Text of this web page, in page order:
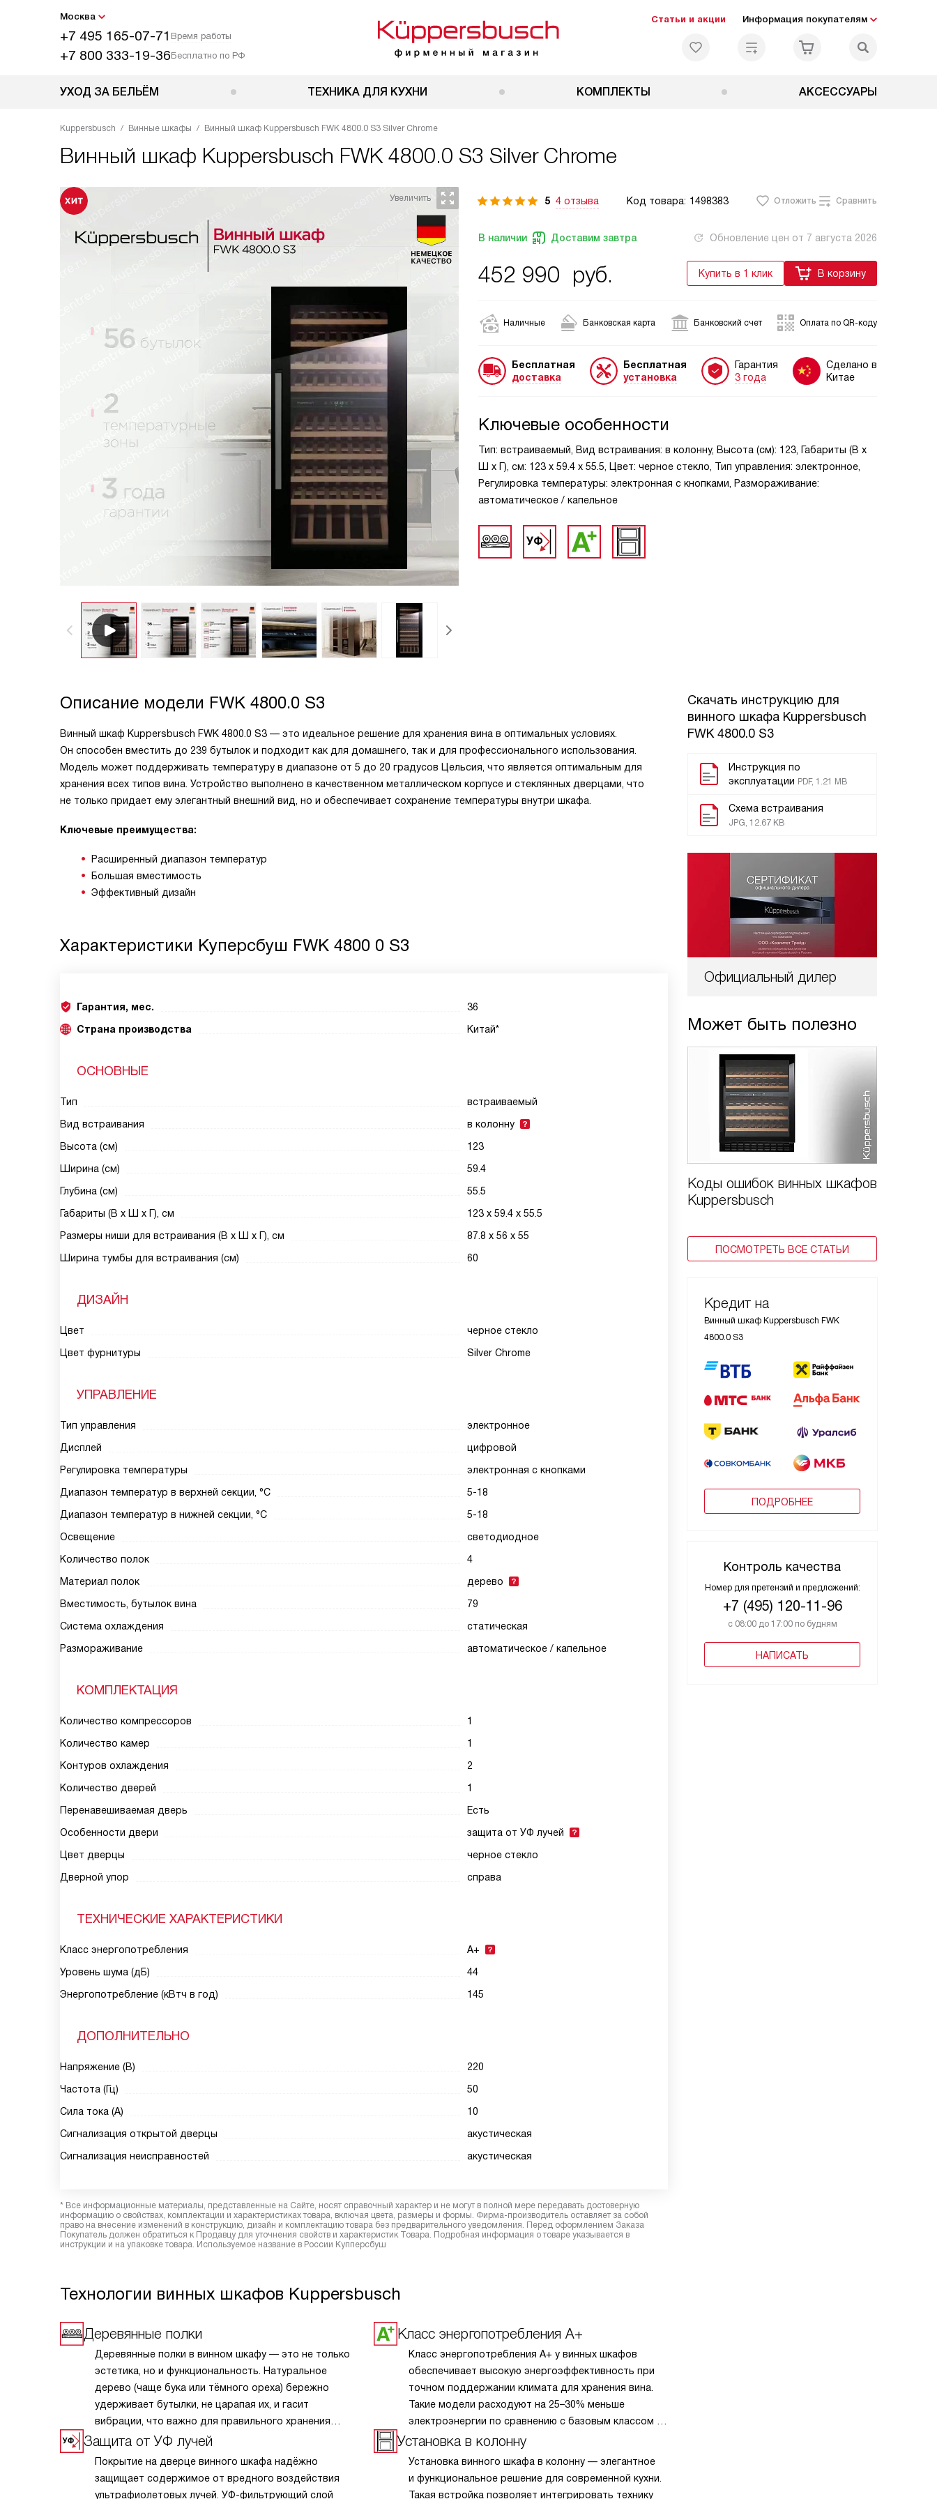
Москва
+7 495 165-07-71 Время работы
+7 800 333-19-36Бесплатно по РФ
Статьи и акции Информация покупателям
УХОД ЗА БЕЛЬЁМ ТЕХНИКА ДЛЯ КУХНИ КОМПЛЕКТЫ АКСЕССУАРЫ
Kuppersbusch Винные шкафы Винный шкаф Kuppersbusch FWK 4800.0 S3 Silver Chrome
Винный шкаф Kuppersbusch FWK 4800.0 S3 Silver Chrome
5 4 отзыва Код товара: 1498383 Отложить Сравнить
В наличии Доставим завтра Обновление цен от 7 августа 2026
452 990 руб. Купить в 1 клик В корзину
Наличные Банковская карта Банковский счет Оплата по QR-коду
Бесплатная
доставка
Бесплатная
установка
Гарантия
3 года
Сделано в
Китае
Ключевые особенности
Тип: встраиваемый, Вид встраивания: в колонну, Высота (см): 123, Габариты (В х
Ш х Г), см: 123 х 59.4 х 55.5, Цвет: черное стекло, Тип управления: электронное,
Регулировка температуры: электронная с кнопками, Размораживание:
автоматическое / капельное
Скачать инструкцию для
винного шкафа Kuppersbusch
FWK 4800.0 S3
Инструкция по
эксплуатации PDF, 1.21 MB
Схема встраивания
JPG, 12.67 KB
Официальный дилер
Может быть полезно
Коды ошибок винных шкафов
Kuppersbusch
ПОСМОТРЕТЬ ВСЕ СТАТЬИ
Кредит на
Винный шкаф Kuppersbusch FWK
4800.0 S3
ПОДРОБНЕЕ
Контроль качества
Номер для претензий и предложений:
+7 (495) 120-11-96
с 08:00 до 17:00 по будням
НАПИСАТЬ
Описание модели FWK 4800.0 S3
Винный шкаф Kuppersbusch FWK 4800.0 S3 — это идеальное решение для хранения вина в оптимальных условиях.
Он способен вместить до 239 бутылок и подходит как для домашнего, так и для профессионального использования.
Модель может поддерживать температуру в диапазоне от 5 до 20 градусов Цельсия, что является оптимальным для
хранения всех типов вина. Устройство выполнено в качественном металлическом корпусе и стеклянных дверцами, что
не только придает ему элегантный внешний вид, но и обеспечивает сохранение температуры внутри шкафа.
Ключевые преимущества:
Расширенный диапазон температур
Большая вместимость
Эффективный дизайн
Характеристики Куперсбуш FWK 4800 0 S3
Гарантия, мес.
36
Страна производства
Китай*
ОСНОВНЫЕ
Тип
встраиваемый
Вид встраивания
в колонну
Высота (см)
123
Ширина (см)
59.4
Глубина (см)
55.5
Габариты (В х Ш х Г), см
123 х 59.4 х 55.5
Размеры ниши для встраивания (В х Ш х Г), см
87.8 х 56 х 55
Ширина тумбы для встраивания (см)
60
ДИЗАЙН
Цвет
черное стекло
Цвет фурнитуры
Silver Chrome
УПРАВЛЕНИЕ
Тип управления
электронное
Дисплей
цифровой
Регулировка температуры
электронная с кнопками
Диапазон температур в верхней секции, °C
5-18
Диапазон температур в нижней секции, °C
5-18
Освещение
светодиодное
Количество полок
4
Материал полок
дерево
Вместимость, бутылок вина
79
Система охлаждения
статическая
Размораживание
автоматическое / капельное
КОМПЛЕКТАЦИЯ
Количество компрессоров
1
Количество камер
1
Контуров охлаждения
2
Количество дверей
1
Перенавешиваемая дверь
Есть
Особенности двери
защита от УФ лучей
Цвет дверцы
черное стекло
Дверной упор
справа
ТЕХНИЧЕСКИЕ ХАРАКТЕРИСТИКИ
Класс энергопотребления
A+
Уровень шума (дБ)
44
Энергопотребление (кВтч в год)
145
ДОПОЛНИТЕЛЬНО
Напряжение (В)
220
Частота (Гц)
50
Сила тока (А)
10
Сигнализация открытой дверцы
акустическая
Сигнализация неисправностей
акустическая
* Все информационные материалы, представленные на Сайте, носят справочный характер и не могут в полной мере передавать достоверную
информацию о свойствах, комплектации и характеристиках товара, включая цвета, размеры и формы. Фирма-производитель оставляет за собой
право на внесение изменений в конструкцию, дизайн и комплектацию товара без предварительного уведомления. Перед оформлением Заказа
Покупатель должен обратиться к Продавцу для уточнения свойств и характеристик Товара. Подробная информация о товаре указывается в
инструкции и на упаковке товара. Используемое название в России Купперсбуш
Технологии винных шкафов Kuppersbusch
Деревянные полки
Деревянные полки в винном шкафу — это не только
эстетика, но и функциональность. Натуральное
дерево (чаще бука или тёмного ореха) бережно
удерживает бутылки, не царапая их, и гасит
вибрации, что важно для правильного хранения
вина. Древесина обладает низкой
Защита от УФ лучей
Покрытие на дверце винного шкафа надёжно
защищает содержимое от вредного воздействия
ультрафиолетовых лучей. УФ-фильтрующий слой
Класс энергопотребления A+
Класс энергопотребления A+ у винных шкафов
обеспечивает высокую энергоэффективность при
точном поддержании климата для хранения вина.
Такие модели расходуют на 25–30% меньше
электроэнергии по сравнению с базовым классом A,
благодаря улучшенной изоляции, инверторным
Установка в колонну
Установка винного шкафа в колонну — элегантное
и функциональное решение для современной кухни.
Такая встройка позволяет интегрировать технику